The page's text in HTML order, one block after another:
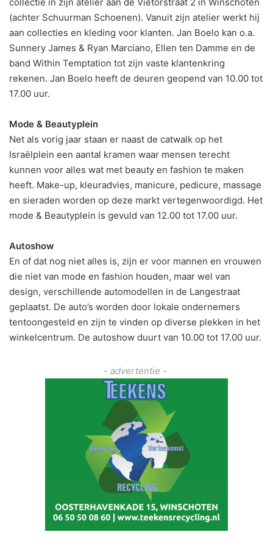
collectie in zijn atelier aan de Viëtorstraat 2 in Winschoten
(achter Schuurman Schoenen). Vanuit zijn atelier werkt hij
aan collecties en kleding voor klanten. Jan Boelo kan o.a.
Sunnery James & Ryan Marciano, Ellen ten Damme en de
band Within Temptation tot zijn vaste klantenkring
rekenen. Jan Boelo heeft de deuren geopend van 10.00 tot
17.00 uur.
Mode & Beautyplein
Net als vorig jaar staan er naast de catwalk op het
Israëlplein een aantal kramen waar mensen terecht
kunnen voor alles wat met beauty en fashion te maken
heeft. Make-up, kleuradvies, manicure, pedicure, massage
en sieraden worden op deze markt vertegenwoordigd. Het
mode & Beautyplein is gevuld van 12.00 tot 17.00 uur.
Autoshow
En of dat nog niet alles is, zijn er voor mannen en vrouwen
die niet van mode en fashion houden, maar wel van
design, verschillende automodellen in de Langestraat
geplaatst. De auto’s worden door lokale ondernemers
tentoongesteld en zijn te vinden op diverse plekken in het
winkelcentrum. De autoshow duurt van 10.00 tot 17.00 uur.
- advertentie -